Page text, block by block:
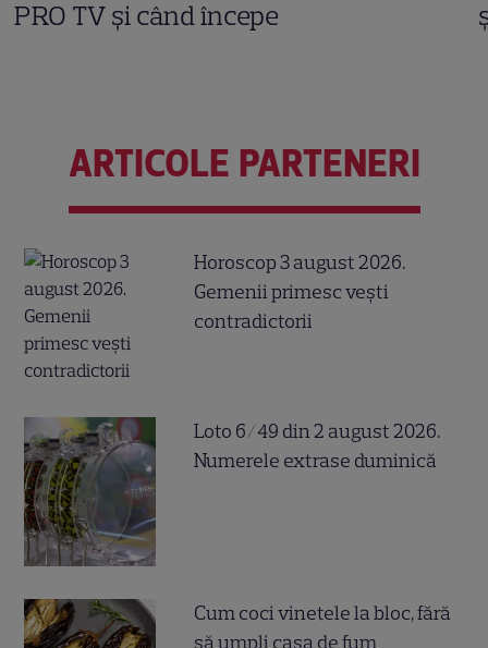
PRO TV și când începe
ARTICOLE PARTENERI
Horoscop 3 august 2026.
Gemenii primesc vești
contradictorii
Loto 6/49 din 2 august 2026.
Numerele extrase duminică
Cum coci vinetele la bloc, fără
să umpli casa de fum